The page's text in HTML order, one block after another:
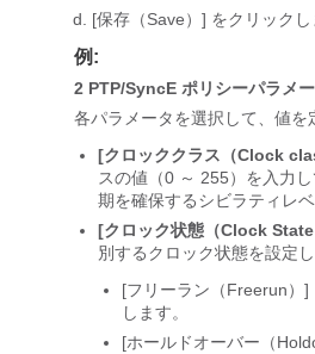
[保存（Save）] をクリックし
例:
2 PTP/SyncE ポリシーパラメ
各パラメータを選択して、値を
[クロッククラス（Clock
スの値（0 ～ 255）を入力
期を確保するシビラティレベ
[クロック状態（Clock
別するクロック状態を設定し
[フリーラン（Freerun）
します。
[ホールドオーバー（